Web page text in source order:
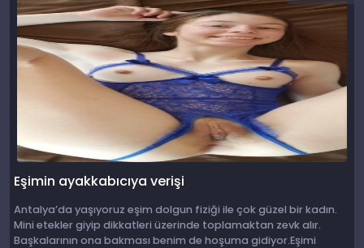
Eşimin ayakkabıcıya verişi
Antalya’da yaşıyoruz eşim dolgun fiziği ile çok güzel bir kadın.
Mini etekler giyip dikkatleri üzerinde toplamaktan zevk alır.
Başkalarının ona bakması benim de hoşuma gidiyor.Eşimi